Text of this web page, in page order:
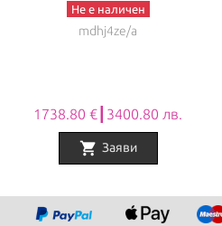
Не е наличен
mdhj4ze/a
1738.80 €┃3400.80 лв.
shopping_cart Заяви